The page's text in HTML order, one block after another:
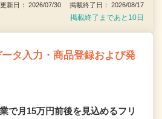
更新日： 2026/07/30 掲載終了日： 2026/08/17
掲載終了まであと10日
タ入力・商品登録および発
で月15万円前後を見込めるフリ